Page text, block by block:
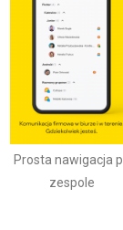
Prosta nawigacja
zespole